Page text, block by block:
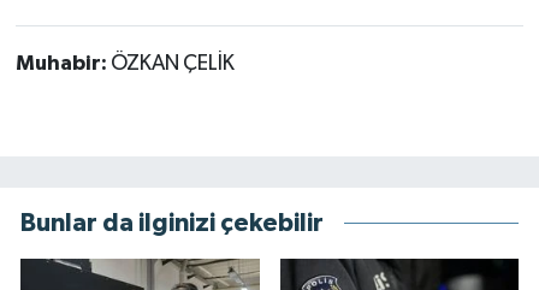
Muhabir: ÖZKAN ÇELİK
Bunlar da ilginizi çekebilir